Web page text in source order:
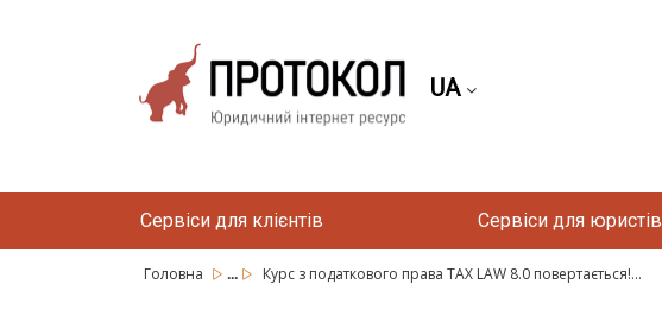
UA
Сервіси для клієнтів Сервіси для юристів
Головна ... Курс з податкового права TAX LAW 8.0 повертається!...